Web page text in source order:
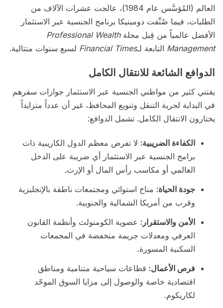
العالم (المُؤسَّس عام 1984)، عالجت عشرات الآلاف من
الطلبات، فيما صُنِّفت دومينيكا برنامج الجنسية عبر الاستثمار
الأفضل عالمياً من قِبل مجلةProfessional Wealth
Management التابعة لـFinancial Times لسبع سنوات متتالية.
الدوافع الشائعة للانتقال الكامل
يقتني كثير من مواطني الجنسية عبر الاستثمار جوازات سفرهم
في البداية لحرية التنقل وتنويع المحافظ، غير أن عدداً متزايداً
يختارون الانتقال الكامل. تشمل الدوافع:
الكفاءة الضريبية: لا تفرض معظم الدول الكاريبية ذات
برامج الجنسية عبر الاستثمار أي ضريبة على الدخل
العالمي أو مكاسب رأس المال أو الإرث.
جودة الحياة: مناخ استوائي ومجتمعات ناطقة بالإنجليزية
وقرب من أمريكا الشمالية والجنوبية.
الأمن والاستقرار: عضوية الكومنولث وأنظمة القانون
العرفي ومعدلات جريمة منخفضة في المجمعات
السكنية المسورة.
فرص الأعمال: قطاعات سياحية متنامية ومناطق
اقتصادية خاصة والوصول إلى مزايا السوق الموحّد
لكاريكوم.